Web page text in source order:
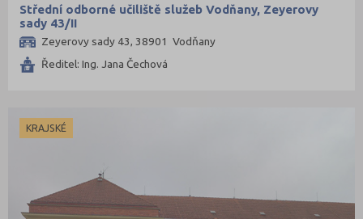
Střední odborné učiliště služeb Vodňany, Zeyerovy
sady 43/II
Zeyerovy sady 43, 38901 Vodňany
Ředitel: Ing. Jana Čechová
KRAJSKÉ